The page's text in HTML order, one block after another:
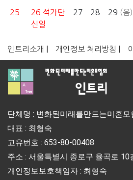
25 26 석가탄
신일
27 28 29 (음
인트리소개 | 개인정보 처리방침 |
단체명 : 변화된미래를만드는미혼모
대표 : 최형숙
고유번호 : 653-80-00408
주소 : 서울특별시 종로구 율곡로
개인정보보호책임자 : 최형숙